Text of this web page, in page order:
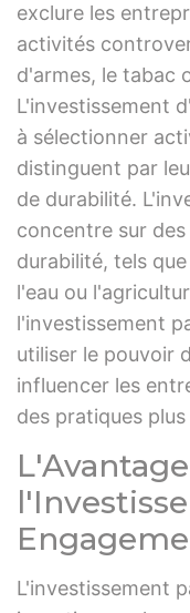
exclure les
activités
d'armes, le tabac
L'investissement
à sélectionner
distinguent par
de durabilité.
concentre sur
durabilité, tels
l'eau ou
l'investissement
utiliser le pouvoir
influencer les
des pratiques
L'investissement